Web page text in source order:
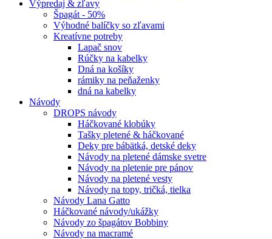
Výpredaj & zľavy
Špagát - 50%
Výhodné balíčky so zľavami
Kreatívne potreby
Lapač snov
Rúčky na kabelky
Dná na košíky
rámiky na peňaženky
dná na kabelky
Návody
DROPS návody
Háčkované klobúky
Tašky pletené & háčkované
Deky pre bábätká, detské deky
Návody na pletené dámske svetre
Návody na pletenie pre pánov
Návody na pletené vesty
Návody na topy, tričká, tielka
Návody Lana Gatto
Háčkované návody/ukážky
Návody zo špagátov Bobbiny
Návody na macramé